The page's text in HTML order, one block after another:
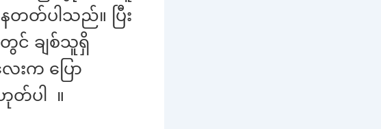
တတ်ပါသည်။ ပြီး
င် ချစ်သူရှိ
က ပြော
ပါ ။